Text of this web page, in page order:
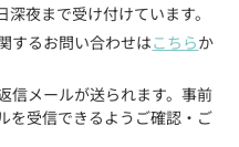
深夜まで受け付けています。
するお問い合わせはこちらか
信メールが送られます。事前
を受信できるようご確認・ご